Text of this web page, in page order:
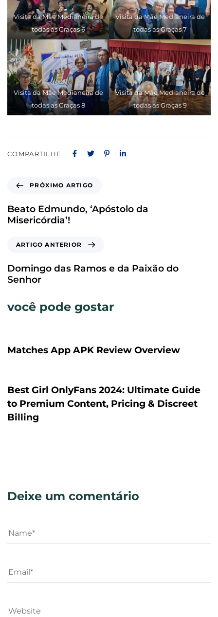
Visita da Mãe Medianeira de
todas as Graças 6
Visita da Mãe Medianeira de
todas as Graças 7
Visita da Mãe Medianeira de
todas as Graças 8
Visita da Mãe Medianeira de
todas as Graças 9
COMPARTILHE
PRÓXIMO ARTIGO
Beato Edmundo, ‘Apóstolo da
Misericórdia’!
ARTIGO ANTERIOR
Domingo das Ramos e da Paixão do
Senhor
você pode gostar
Matches App APK Review Overview
Best Girl OnlyFans 2024: Ultimate Guide
to Premium Content, Pricing & Discreet
Billing
Deixe um comentário